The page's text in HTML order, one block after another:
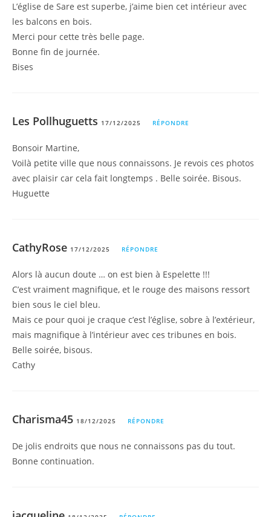
L’église de Sare est superbe, j’aime bien cet intérieur avec
les balcons en bois.
Merci pour cette très belle page.
Bonne fin de journée.
Bises
Les Pollhuguetts 17/12/2025 RÉPONDRE
Bonsoir Martine,
Voilà petite ville que nous connaissons. Je revois ces photos
avec plaisir car cela fait longtemps . Belle soirée. Bisous.
Huguette
CathyRose 17/12/2025 RÉPONDRE
Alors là aucun doute … on est bien à Espelette !!!
C’est vraiment magnifique, et le rouge des maisons ressort
bien sous le ciel bleu.
Mais ce pour quoi je craque c’est l’église, sobre à l’extérieur,
mais magnifique à l’intérieur avec ces tribunes en bois.
Belle soirée, bisous.
Cathy
Charisma45 18/12/2025 RÉPONDRE
De jolis endroits que nous ne connaissons pas du tout.
Bonne continuation.